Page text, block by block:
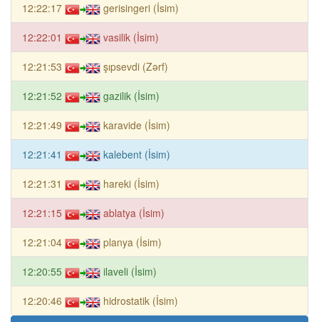
12:22:17 gerisingeri (İsim)
12:22:01 vasilik (İsim)
12:21:53 şıpsevdi (Zərf)
12:21:52 gazilik (İsim)
12:21:49 karavide (İsim)
12:21:41 kalebent (İsim)
12:21:31 hareki (İsim)
12:21:15 ablatya (İsim)
12:21:04 planya (İsim)
12:20:55 ilaveli (İsim)
12:20:46 hidrostatik (İsim)